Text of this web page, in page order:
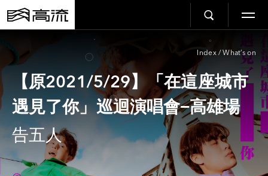
Index / What’s on
【原2021/5/29】「在這座城市
遇見了你」巡迴演唱會−高雄場
告五人